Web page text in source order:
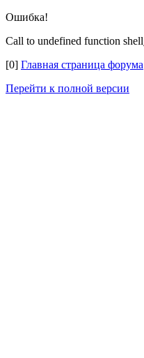
Ошибка!
Call to undefined function
[0] Главная страница форума
Перейти к полной версии